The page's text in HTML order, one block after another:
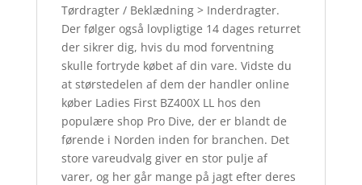
Tørdragter / Beklædning > Inderdragter.
Der følger også lovpligtige 14 dages returret
der sikrer dig, hvis du mod forventning
skulle fortryde købet af din vare. Vidste du
at størstedelen af dem der handler online
køber Ladies First BZ400X LL hos den
populære shop Pro Dive, der er blandt de
førende i Norden inden for branchen. Det
store vareudvalg giver en stor pulje af
varer, og her går mange på jagt efter deres